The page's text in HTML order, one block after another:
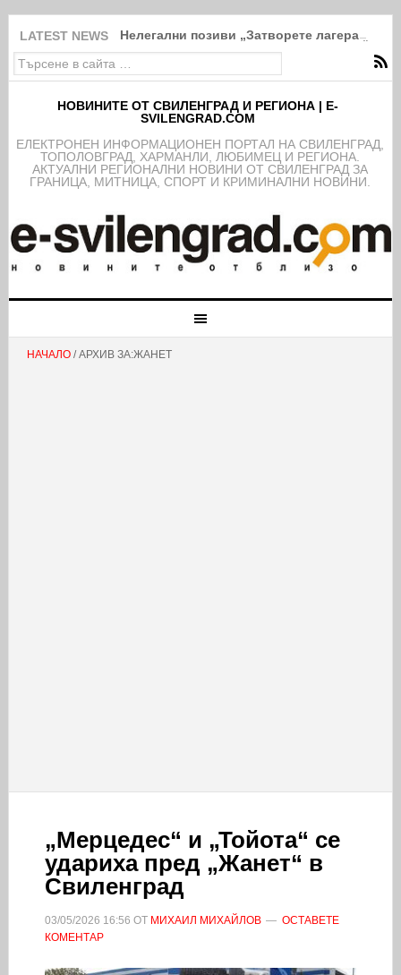
LATEST NEWS Нелегални позиви „Затворете лагера
НОВИНИТЕ ОТ СВИЛЕНГРАД И РЕГИОНА | E-
SVILENGRAD.COM
EЛЕКТРОНЕН ИНФОРМАЦИОНЕН ПОРТАЛ НА СВИЛЕНГРАД,
ТОПОЛОВГРАД, ХАРМАНЛИ, ЛЮБИМЕЦ И РЕГИОНА.
АКТУАЛНИ РЕГИОНАЛНИ НОВИНИ ОТ СВИЛЕНГРАД ЗА
ГРАНИЦА, МИТНИЦА, СПОРТ И КРИМИНАЛНИ НОВИНИ.
НАЧАЛО/ АРХИВ ЗА:ЖАНЕТ
„Мерцедес“ и „Тойота“ се
удариха пред „Жанет“ в
Свиленград
03/05/2026 16:56 ОТ МИХАИЛ МИХАЙЛОВ
ОСТАВЕТЕ
КОМЕНТАР